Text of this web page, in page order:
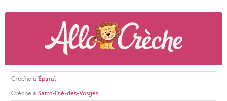
Crèche à Épinal
Crèche à Saint-Dié-des-Vosges